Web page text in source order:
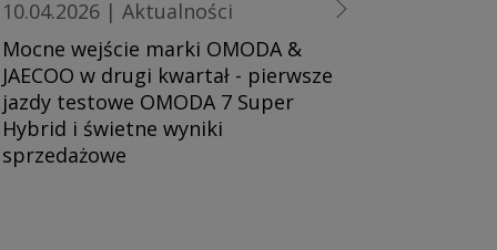
10.04.2026 | Aktualności
Mocne wejście marki OMODA &
JAECOO w drugi kwartał - pierwsze
jazdy testowe OMODA 7 Super
Hybrid i świetne wyniki
sprzedażowe